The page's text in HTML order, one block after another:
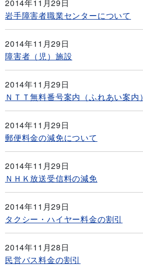
2014年11月29日
岩手障害者職業センターについて
2014年11月29日
障害者（児）施設
2014年11月29日
ＮＴＴ無料番号案内（ふれあい案内）
2014年11月29日
郵便料金の減免について
2014年11月29日
ＮＨＫ放送受信料の減免
2014年11月29日
タクシー・ハイヤー料金の割引
2014年11月28日
民営バス料金の割引